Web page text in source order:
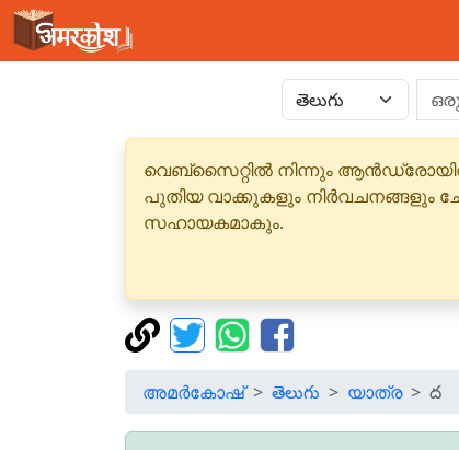
വെബ്‌സൈറ്റിൽ നിന്നും
പുതിയ വാക്കുകളും നിർവചനങ്ങളും
സഹായകമാകും.
അമർകോഷ് తెలుగు യാത്ര ద